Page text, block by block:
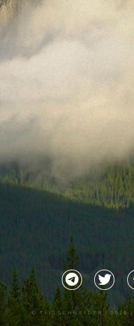
©TILLSCHNEIDER | 2026 |